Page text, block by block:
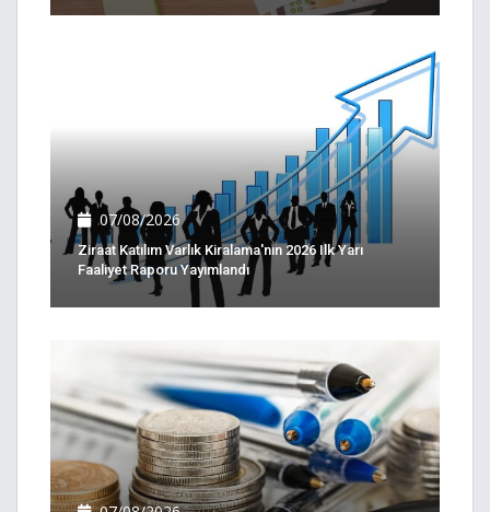
07/08/2026
Ziraat Katılım Varlık Kiralama'nın 2026 Ilk Yarı
Faaliyet Raporu Yayımlandı